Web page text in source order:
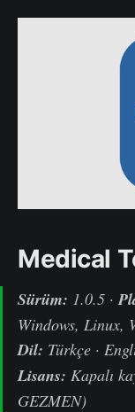
Medical
Sürüm: 1.0.5 ·
Windows, Linux,
Dil: Türkçe ·
Lisans: Kapalı
GEZMEN)